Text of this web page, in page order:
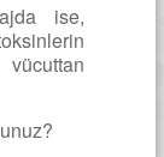
ise,